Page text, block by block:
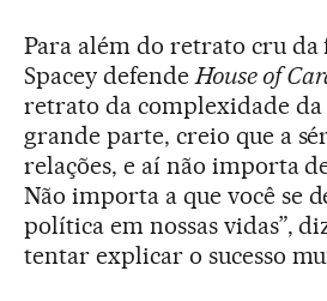
Para além do retrato cru da
Spacey defende House of
retrato da complexidade da
grande parte, creio que a
relações, e aí não importa
Não importa a que você se
política em nossas vidas”,
tentar explicar o sucesso